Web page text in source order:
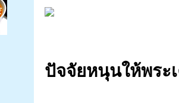
ปัจจัยหนุนให้พระ